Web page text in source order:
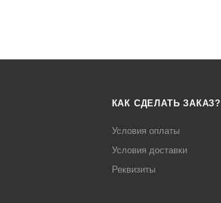
КАК СДЕЛАТЬ ЗАКАЗ?
Условия оплаты
Условия доставки
Реквизиты